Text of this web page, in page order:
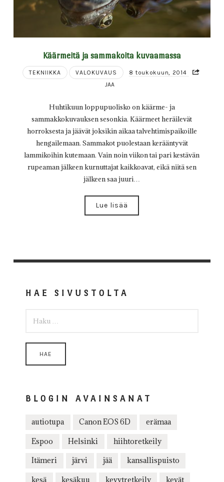
Käärmeitä ja sammakoita kuvaamassa
TEKNIIKKA VALOKUVAUS
8 toukokuun, 2014
JAA
Huhtikuun loppupuolisko on käärme- ja
sammakkokuvauksen sesonkia. Käärmeet heräilevät
horroksesta ja jäävät joksikin aikaa talvehtimispaikoille
hengailemaan. Sammakot puolestaan kerääntyvät
lammikoihin kutemaan. Vain noin viikon tai pari kestävän
rupeaman jälkeen kurnuttajat kaikkoavat, eikä niitä sen
jälkeen saa juuri…
Lue lisää
HAE SIVUSTOLTA
BLOGIN AVAINSANAT
autiotupa Canon EOS 6D erämaa
Espoo Helsinki hiihtoretkeily
Itämeri järvi jää kansallispuisto
kesä kesäkuu kevytretkeily kevät